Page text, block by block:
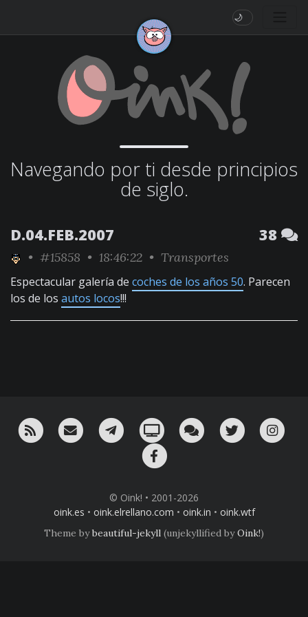
🌙
Navegando por ti desde principios
de siglo.
D.04.FEB.2007 38
• #15858 • 18:46:22 • Transportes
Espectacular galería de coches de los años 50. Parecen
los de los autos locos!!!
RSS ¡Mándame un email!¡Nuestro canal en Telegram!
Oink! TV Charla con nosotros
Twitter
© Oink! • 2001-2026
oink.es • oink.elrellano.com • oink.in • oink.wtf
Theme bybeautiful-jekyll (unjekyllified byOink!)